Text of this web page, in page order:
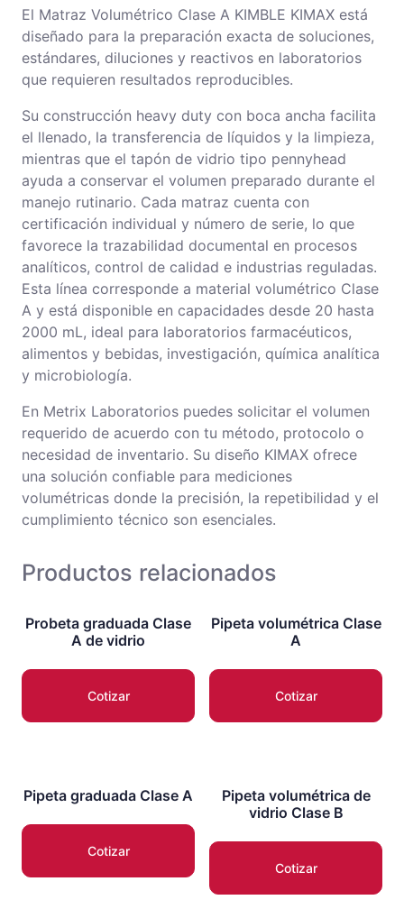
El Matraz Volumétrico Clase A KIMBLE KIMAX está
diseñado para la preparación exacta de soluciones,
estándares, diluciones y reactivos en laboratorios
que requieren resultados reproducibles.
Su construcción heavy duty con boca ancha facilita
el llenado, la transferencia de líquidos y la limpieza,
mientras que el tapón de vidrio tipo pennyhead
ayuda a conservar el volumen preparado durante el
manejo rutinario. Cada matraz cuenta con
certificación individual y número de serie, lo que
favorece la trazabilidad documental en procesos
analíticos, control de calidad e industrias reguladas.
Esta línea corresponde a material volumétrico Clase
A y está disponible en capacidades desde 20 hasta
2000 mL, ideal para laboratorios farmacéuticos,
alimentos y bebidas, investigación, química analítica
y microbiología.
En Metrix Laboratorios puedes solicitar el volumen
requerido de acuerdo con tu método, protocolo o
necesidad de inventario. Su diseño KIMAX ofrece
una solución confiable para mediciones
volumétricas donde la precisión, la repetibilidad y el
cumplimiento técnico son esenciales.
Productos relacionados
Probeta graduada Clase
A de vidrio
Cotizar
Pipeta volumétrica Clase
A
Cotizar
Pipeta graduada Clase A
Cotizar
Pipeta volumétrica de
vidrio Clase B
Cotizar